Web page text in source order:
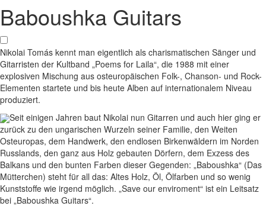
Baboushka Guitars
Nikolai Tomás kennt man eigentlich als charismatischen Sänger und
Gitarristen der Kultband „Poems for Laila“, die 1988 mit einer
explosiven Mischung aus osteuropäischen Folk-, Chanson- und Rock-
Elementen startete und bis heute Alben auf internationalem Niveau
produziert.
Seit einigen Jahren baut Nikolai nun Gitarren und auch hier ging er
zurück zu den ungarischen Wurzeln seiner Familie, den Weiten
Osteuropas, dem Handwerk, den endlosen Birkenwäldern im Norden
Russlands, den ganz aus Holz gebauten Dörfern, dem Exzess des
Balkans und den bunten Farben dieser Gegenden: „Baboushka“ (Das
Mütterchen) steht für all das: Altes Holz, Öl, Ölfarben und so wenig
Kunststoffe wie irgend möglich. „Save our enviroment“ ist ein Leitsatz
bei „Baboushka Guitars“.